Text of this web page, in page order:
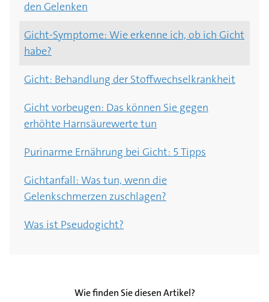
gegen die Schmerzkrankheit?
gegen die Beschwerden?
den Gelenken
Gicht-Symptome: Wie erkenne ich, ob ich Gicht
habe?
Gicht: Behandlung der Stoffwechselkrankheit
Gicht vorbeugen: Das können Sie gegen
erhöhte Harnsäurewerte tun
Purinarme Ernährung bei Gicht: 5 Tipps
Gichtanfall: Was tun, wenn die
Gelenkschmerzen zuschlagen?
Was ist Pseudogicht?
Wie finden Sie diesen Artikel?